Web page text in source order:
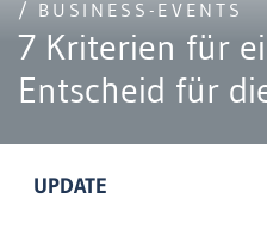
/ BUSINESS-EVENTS
7 Kriterien für
Entscheid für
UPDATE